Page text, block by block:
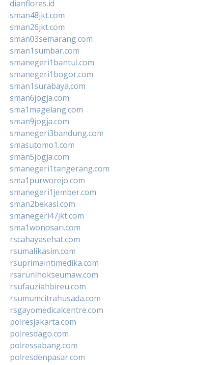
dianflores.id
sman48jkt.com
sman26jkt.com
sman03semarang.com
sman1sumbar.com
smanegeri1bantul.com
smanegeri1bogor.com
sman1surabaya.com
sman6jogja.com
sma1magelang.com
sman9jogja.com
smanegeri3bandung.com
smasutomo1.com
sman5jogja.com
smanegeri1tangerang.com
sma1purworejo.com
smanegeri1jember.com
sman2bekasi.com
smanegeri47jkt.com
sma1wonosari.com
rscahayasehat.com
rsumalikasim.com
rsuprimaintimedika.com
rsarunlhokseumaw.com
rsufauziahbireu.com
rsumumcitrahusada.com
rsgayomedicalcentre.com
polresjakarta.com
polresdago.com
polressabang.com
polresdenpasar.com